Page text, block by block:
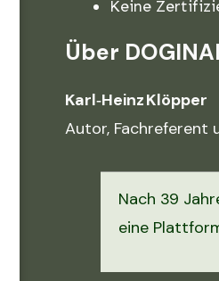
Keine
Über
Karl‑Heinz Klöpper
Autor, Fachreferent
Nach 39
eine